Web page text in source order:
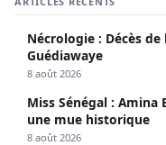
Nécrologie : Décès
Guédiawaye
8 août 2026
Miss Sénégal :
une mue historique
8 août 2026